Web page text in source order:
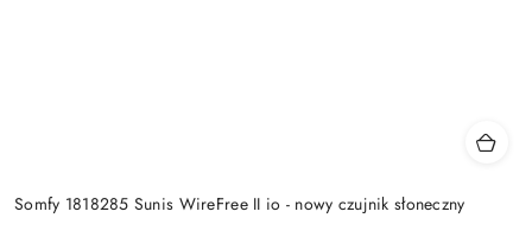
Somfy 1818285 Sunis WireFree II io - nowy czujnik słoneczny